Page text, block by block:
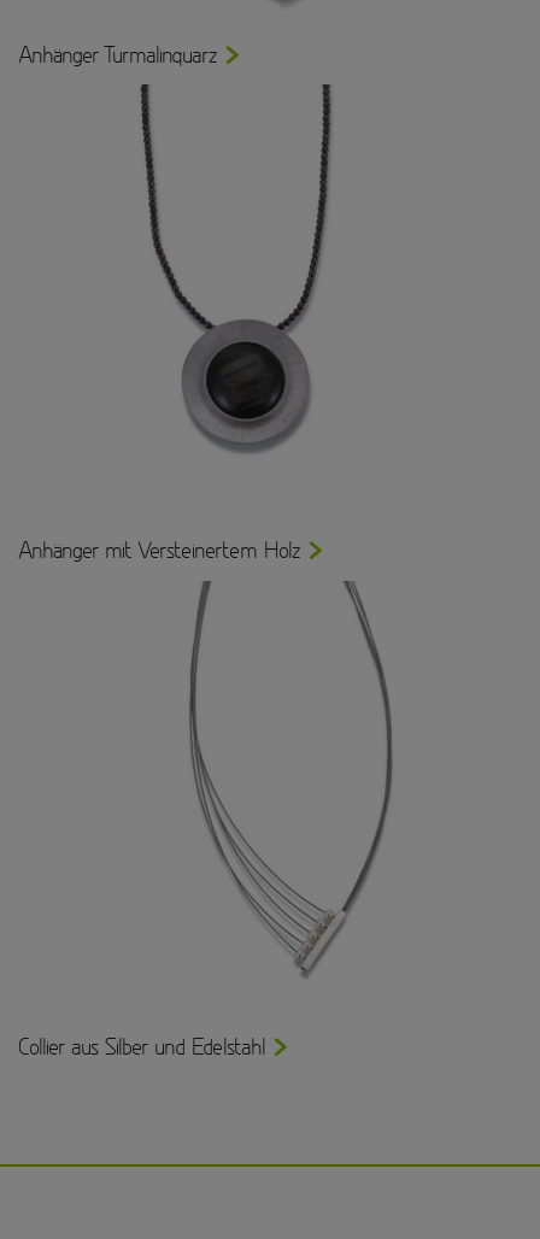
Anhänger Turmalinquarz
Anhänger mit Versteinertem Holz
Collier aus Silber und Edelstahl